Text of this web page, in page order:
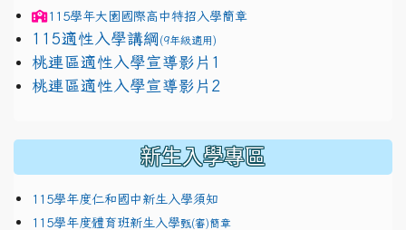
115學年大園國際高中特招入學簡章
115適性入學講綱 (9年級適用)
link to https://docs.google.com/presentation/d/
桃連區適性入學宣導影片1
link to https://docs.google.com/presentation/d/
桃連區適性入學宣導影片2
新生入學專區
115學年度仁和國中新生入學須知
115學年度體育班新生入學甄(審)簡章